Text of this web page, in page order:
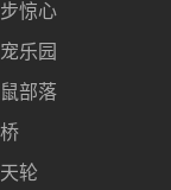
惊心
乐园
部落
轮